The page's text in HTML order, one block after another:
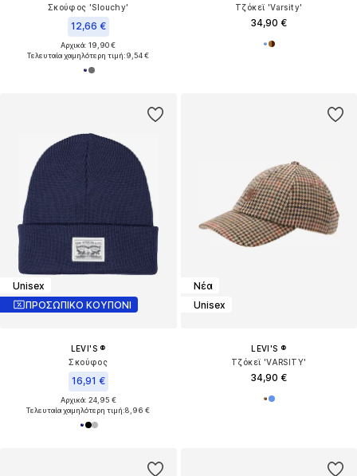
Σκούφος 'Slouchy'
12,66 €
Αρχικά: 19,90 €
Τελευταία χαμηλότερη τιμή:9,54 €
Τζόκεϊ 'Varsity'
34,90 €
Unisex
ΠΡΟΣΩΠΙΚΟ ΚΟΥΠΟΝΙ
LEVI'S ®
Σκούφος
16,91 €
Αρχικά: 24,95 €
Τελευταία χαμηλότερη τιμή:8,96 €
Νέα
Unisex
LEVI'S ®
Τζόκεϊ 'VARSITY'
34,90 €